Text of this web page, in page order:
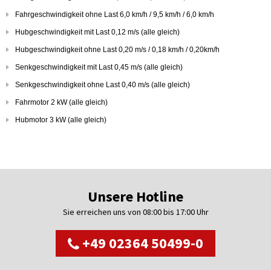
Fahrgeschwindigkeit ohne Last 6,0 km/h / 9,5 km/h / 6,0 km/h
Hubgeschwindigkeit mit Last 0,12 m/s (alle gleich)
Hubgeschwindigkeit ohne Last 0,20 m/s / 0,18 km/h / 0,20km/h
Senkgeschwindigkeit mit Last 0,45 m/s (alle gleich)
Senkgeschwindigkeit ohne Last 0,40 m/s (alle gleich)
Fahrmotor 2 kW (alle gleich)
Hubmotor 3 kW (alle gleich)
Unsere Hotline
Sie erreichen uns von 08:00 bis 17:00 Uhr
+49 02364 50499-0